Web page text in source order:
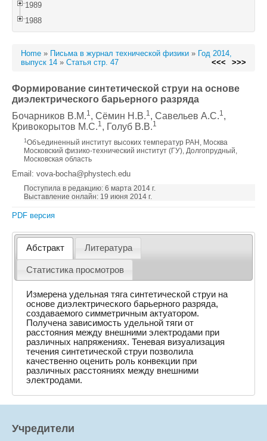
1989
1988
Home » Письма в журнал технической физики » Год 2014,
выпуск 14 » Статья стр. 47 <<< >>>
Формирование синтетической струи на основе
диэлектрического барьерного разряда
Бочарников В.М.1, Сёмин Н.В.1, Савельев А.С.1,
Кривокорытов М.С.1, Голуб В.В.1
1 Объединенный институт высоких температур РАН, Москва
Московский физико-технический институт (ГУ), Долгопрудный,
Московская область
Email: vova-bocha@phystech.edu
Поступила в редакцию: 6 марта 2014 г.
Выставление онлайн: 19 июня 2014 г.
PDF версия
Абстракт Литература
Статистика просмотров
Измерена удельная тяга синтетической струи на
основе диэлектрического барьерного разряда,
создаваемого симметричным актуатором.
Получена зависимость удельной тяги от
расстояния между внешними электродами при
различных напряжениях. Теневая визуализация
течения синтетической струи позволила
качественно оценить роль конвекции при
различных расстояниях между внешними
электродами.
Учредители